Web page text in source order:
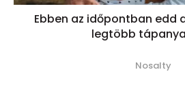
Ebben az időpontban edd
legtöbb
Nosalty